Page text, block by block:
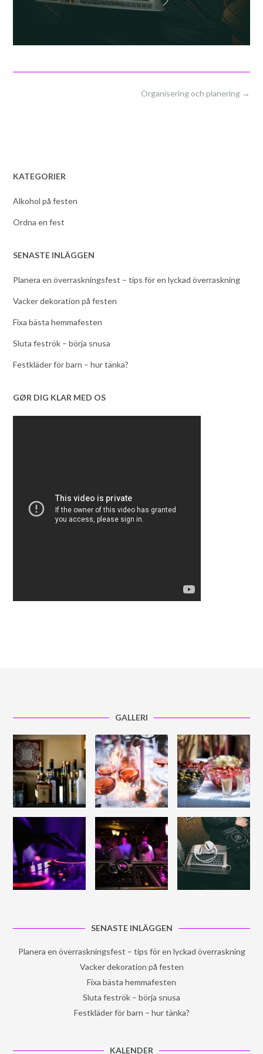
Organisering och planering →
KATEGORIER
Alkohol på festen
Ordna en fest
SENASTE INLÄGGEN
Planera en överraskningsfest – tips för en lyckad överraskning
Vacker dekoration på festen
Fixa bästa hemmafesten
Sluta feströk – börja snusa
Festkläder för barn – hur tänka?
GØR DIG KLAR MED OS
GALLERI
SENASTE INLÄGGEN
Planera en överraskningsfest – tips för en lyckad överraskning
Vacker dekoration på festen
Fixa bästa hemmafesten
Sluta feströk – börja snusa
Festkläder för barn – hur tänka?
KALENDER